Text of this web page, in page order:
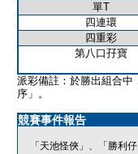
單T
四連環
四重彩
第八口孖寶
派彩備註：於勝出組合中
序」。
競賽事件報告
「天池怪俠」、「勝利